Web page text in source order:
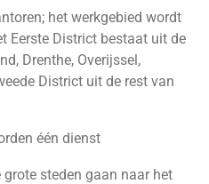
het werkgebied wordt
Eerste District bestaat uit de
Drenthe, Overijssel,
District uit de rest van
één dienst
steden gaan naar het